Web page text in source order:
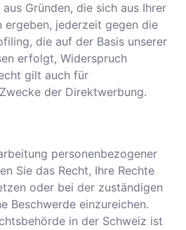
Gründen, die sich aus Ihrer
ergeben, jederzeit gegen die
die auf der Basis unserer
erfolgt, Widerspruch
gilt auch für
der Direktwerbung.
personenbezogener
Sie das Recht, Ihre Rechte
oder bei der zuständigen
Beschwerde einzureichen.
in der Schweiz ist